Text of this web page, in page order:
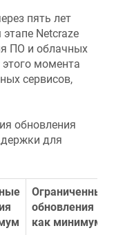
пять лет
этапе Netcraze
ПО и облачных
момента
сервисов,
обновления
для
Ограниченные
обновления
как минимум